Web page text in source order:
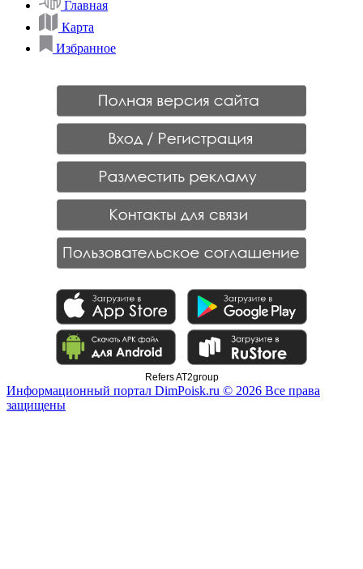
Главная
Карта
Избранное
Refers AT2group
Информационный портал DimPoisk.ru © 2026 Все права
защищены